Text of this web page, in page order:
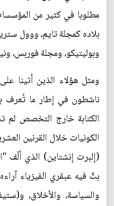
مطلوبا في كثير من
بلاده كمجلة تايم، ووول
وبوليتيكو، ومجلة فوربس،
ومثل هؤلاء الذين أتينا
ناشطون في إطار ما تُعرف
الكتابة خارج التخصص لم
الكونيات خلال القرنين
(إلبرت إنشتاين) الذي ألّف
بثّ فيه عبقري الفيزياء
والسياسة، والأخلاق،